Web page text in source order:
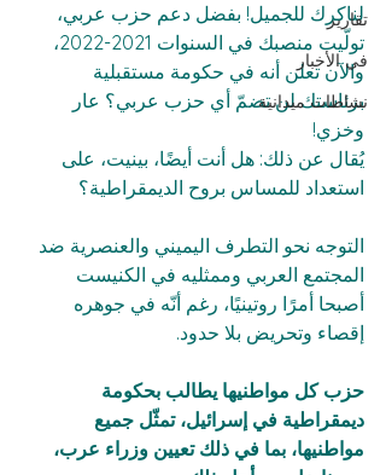
تقارير
في الأخبار
نشاطات ميدانية
لناكرك للجميل! بفضل دعم حزب عربي،
تولّيت منصبك في السنوات 2021-2022،
والآن تعلن أنه في حكومة مستقبلية
برئاستك لن تضمّ أي حزب عربي؟ عار
وخزي!
يُقال عن ذلك: هل أنت أيضًا، بينيت، على
استعداد للمساس بروح الديمقراطية؟
التوجه نحو التطرف اليميني والعنصرية ضد
المجتمع العربي وممثليه في الكنيست
أصبحا أمرًا روتينيًا، رغم أنّه في جوهره
إقصاء وتحريض بلا حدود.
حزب كل مواطنيها يطالب بحكومة
ديمقراطية في إسرائيل، تمثّل جميع
مواطنيها، بما في ذلك تعيين وزراء عرب،